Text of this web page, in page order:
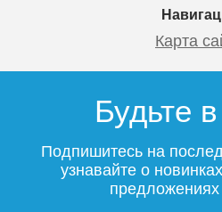
Карта
Будьте
Подпишитесь на
узнавайте о